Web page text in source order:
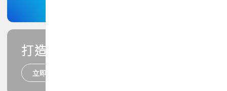
打造您的PCB專業技能
立即報名